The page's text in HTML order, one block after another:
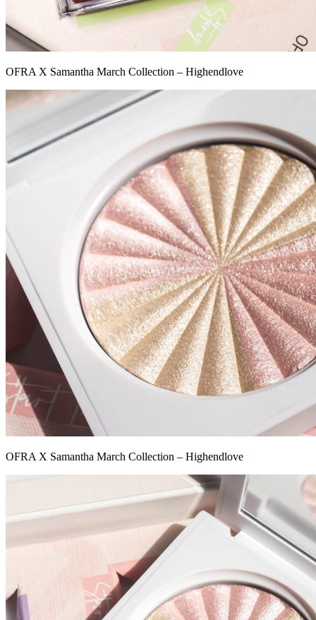
OFRA X Samantha March Collection – Highendlove
OFRA X Samantha March Collection – Highendlove